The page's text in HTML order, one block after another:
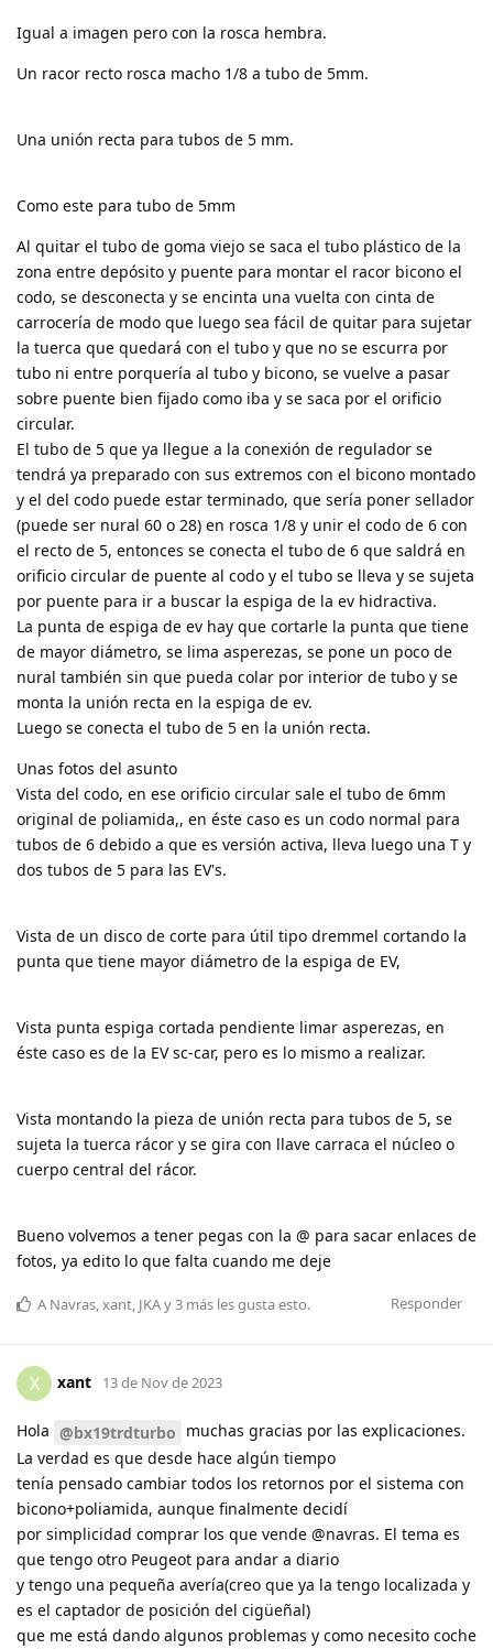
Igual a imagen pero con la rosca hembra.
Un racor recto rosca macho 1/8 a tubo de 5mm.
Una unión recta para tubos de 5 mm.
Como este para tubo de 5mm
Al quitar el tubo de goma viejo se saca el tubo plástico de la
zona entre depósito y puente para montar el racor bicono el
codo, se desconecta y se encinta una vuelta con cinta de
carrocería de modo que luego sea fácil de quitar para sujetar
la tuerca que quedará con el tubo y que no se escurra por
tubo ni entre porquería al tubo y bicono, se vuelve a pasar
sobre puente bien fijado como iba y se saca por el orificio
circular.
El tubo de 5 que ya llegue a la conexión de regulador se
tendrá ya preparado con sus extremos con el bicono montado
y el del codo puede estar terminado, que sería poner sellador
(puede ser nural 60 o 28) en rosca 1/8 y unir el codo de 6 con
el recto de 5, entonces se conecta el tubo de 6 que saldrá en
orificio circular de puente al codo y el tubo se lleva y se sujeta
por puente para ir a buscar la espiga de la ev hidractiva.
La punta de espiga de ev hay que cortarle la punta que tiene
de mayor diámetro, se lima asperezas, se pone un poco de
nural también sin que pueda colar por interior de tubo y se
monta la unión recta en la espiga de ev.
Luego se conecta el tubo de 5 en la unión recta.
Unas fotos del asunto
Vista del codo, en ese orificio circular sale el tubo de 6mm
original de poliamida,, en éste caso es un codo normal para
tubos de 6 debido a que es versión activa, lleva luego una T y
dos tubos de 5 para las EV's.
Vista de un disco de corte para útil tipo dremmel cortando la
punta que tiene mayor diámetro de la espiga de EV,
Vista punta espiga cortada pendiente limar asperezas, en
éste caso es de la EV sc-car, pero es lo mismo a realizar.
Vista montando la pieza de unión recta para tubos de 5, se
sujeta la tuerca rácor y se gira con llave carraca el núcleo o
cuerpo central del rácor.
Bueno volvemos a tener pegas con la @ para sacar enlaces de
fotos, ya edito lo que falta cuando me deje
Responder
A Navras,xant, JKAy3 más les gusta esto.
X xant 13 de Nov de 2023
Hola @bx19trdturbo muchas gracias por las explicaciones.
La verdad es que desde hace algún tiempo
tenía pensado cambiar todos los retornos por el sistema con
bicono+poliamida, aunque finalmente decidí
por simplicidad comprar los que vende @navras. El tema es
que tengo otro Peugeot para andar a diario
y tengo una pequeña avería(creo que ya la tengo localizada y
es el captador de posición del cigüeñal)
que me está dando algunos problemas y como necesito coche